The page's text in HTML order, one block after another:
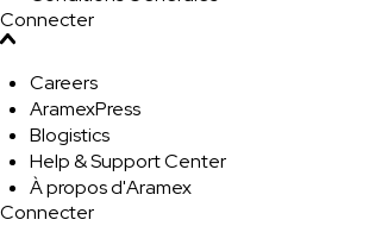
Connecter
Careers
AramexPress
Blogistics
Help & Support Center
À propos d'Aramex
Connecter